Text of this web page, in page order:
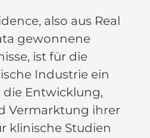
also aus Real
gewonnene
ist für die
Industrie ein
die Entwicklung,
Vermarktung ihrer
klinische Studien